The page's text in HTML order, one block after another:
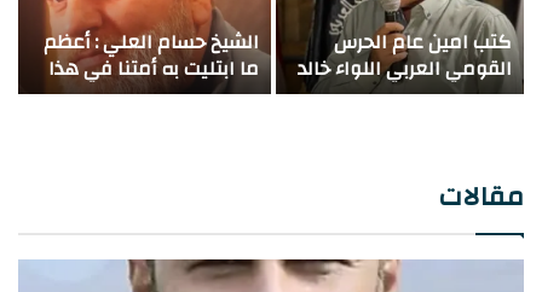
كتب امين عام الحرس
القومي العربي اللواء خالد
كريدية
الشيخ حسام العلي : أعظم
ما ابتليت به أمتنا في هذا
العصر أنها تستنزف في
مقالات